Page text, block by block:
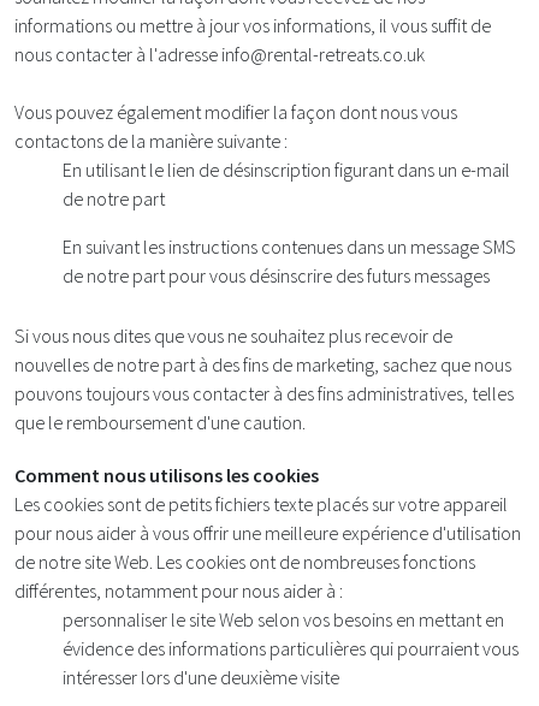
informations ou mettre à jour vos informations, il vous suffit de
nous contacter à l'adresse info@rental-retreats.co.uk
Vous pouvez également modifier la façon dont nous vous
contactons de la manière suivante :
En utilisant le lien de désinscription figurant dans un e-mail
de notre part
En suivant les instructions contenues dans un message SMS
de notre part pour vous désinscrire des futurs messages
Si vous nous dites que vous ne souhaitez plus recevoir de
nouvelles de notre part à des fins de marketing, sachez que nous
pouvons toujours vous contacter à des fins administratives, telles
que le remboursement d'une caution.
Comment nous utilisons les cookies
Les cookies sont de petits fichiers texte placés sur votre appareil
pour nous aider à vous offrir une meilleure expérience d'utilisation
de notre site Web. Les cookies ont de nombreuses fonctions
différentes, notamment pour nous aider à :
personnaliser le site Web selon vos besoins en mettant en
évidence des informations particulières qui pourraient vous
intéresser lors d'une deuxième visite